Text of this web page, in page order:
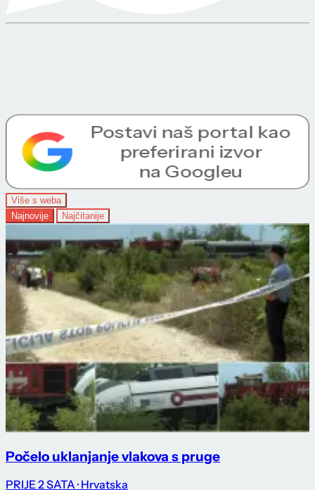
Više s weba
Najnovije
Najčitanije
Počelo uklanjanje vlakova s pruge
PRIJE 2 SATA · Hrvatska